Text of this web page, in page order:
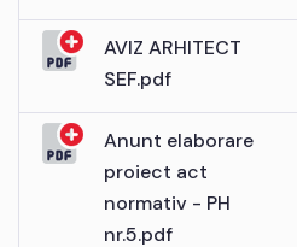
AVIZ ARHITECT
SEF.pdf
Anunt elaborare
proiect act
normativ - PH
nr.5.pdf